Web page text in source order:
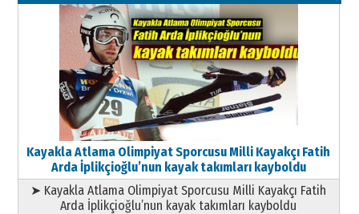
11 Mayıs 2026 Pazartesi
Kayakla Atlama Olimpiyat Sporcusu Milli Kayakçı Fatih
Arda İplikçioğlu’nun kayak takımları kayboldu
➤ Kayakla Atlama Olimpiyat Sporcusu Milli Kayakçı Fatih
Arda İplikçioğlu’nun kayak takımları kayboldu